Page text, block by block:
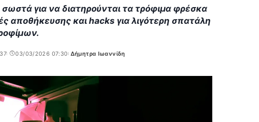
για να διατηρούνται τα τρόφιμα φρέσκα
αποθήκευσης και hacks για λιγότερη σπατάλη
03/03/2026 07:30
Posted
Δήμητρα Ιωαννίδη